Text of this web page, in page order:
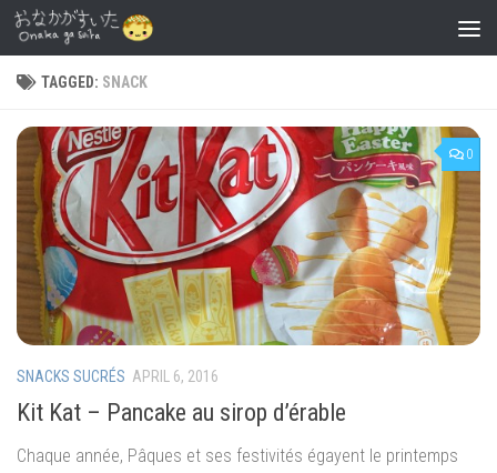
Skip to content
TAGGED: SNACK
0
SNACKS SUCRÉS APRIL 6, 2016
Kit Kat – Pancake au sirop d’érable
Chaque année, Pâques et ses festivités égayent le printemps